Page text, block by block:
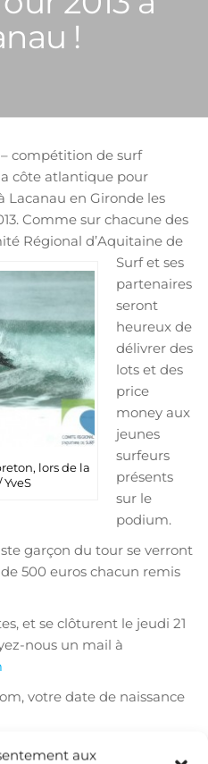
aux
!
lors de la
– compétition de surf
côte atlantique pour
Lacanau en Gironde les
Comme sur chacune des
Régional d’Aquitaine de
Surf et ses
partenaires
seront
heureux de
délivrer des
lots et des
price
money aux
jeunes
surfeurs
présents
sur le
podium.
garçon du tour se verront
500 euros chacun remis
et se clôturent le jeudi 21
nous un mail à
votre date de naissance
Comité Régional